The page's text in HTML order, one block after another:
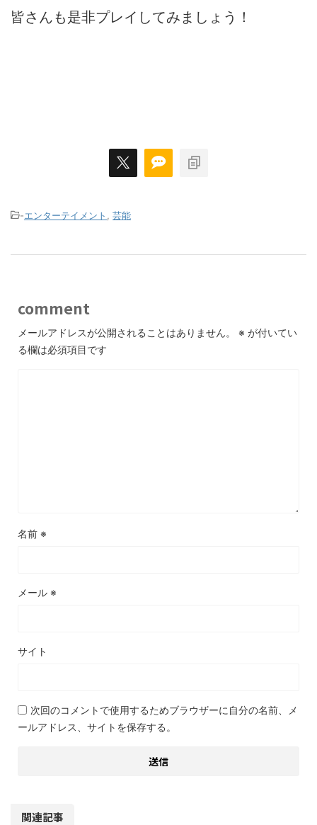
皆さんも是非プレイしてみましょう！
-エンターテイメント 芸能
comment
メールアドレスが公開されることはありません。 ※ が付いてい
る欄は必須項目です
名前 ※
メール ※
サイト
次回のコメントで使用するためブラウザーに自分の名前、メ
ールアドレス、サイトを保存する。
関連記事